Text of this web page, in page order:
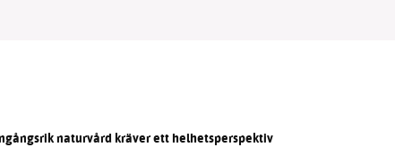
naturvård kräver ett helhetsperspektiv